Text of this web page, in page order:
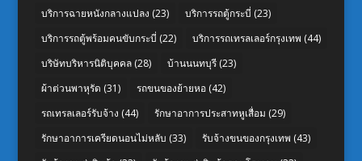
บริการฉายหนังกลางแปลง (23) บริการรถตู้กระบี่ (23)
บริการรถตู้พร้อมคนขับกระบี่ (22) บริการรถเทรลเลอร์กรุงเทพ (44)
บริษัทบริหารนิติบุคคล(28) บ้านนนทบุรี(23)
ผ้าต่วนพาหุรัด (31) รถขนของย้ายหอ(42)
รถเทรลเลอร์รับจ้าง (44) รักษาอาการประสาทหูเสื่อม (29)
รักษาอาการเครียดนอนไม่หลับ (33) รับจ้างขนของกรุงเทพ (43)